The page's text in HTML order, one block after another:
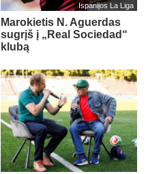
Ispanijos La Liga
Marokietis N. Aguerdas
sugrįš į „Real Sociedad“
klubą